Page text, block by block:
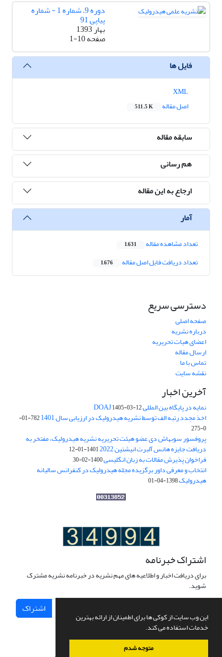
این وب سایت از کوکی ها برای اطمینان از ارائه بهترین
خدمات استفاده می کند.
متوجه شدم
دوره 9، شماره 1 - شماره
پیاپی 91
بهار 1393
صفحه1-10
فایل ها
اصل مقاله
511.5 K
سابقه مقاله
هم رسانی
ارجاع به این مقاله
آمار
تعداد مشاهده مقاله 1,631
تعداد دریافت فایل اصل مقاله 1,676
دسترسی سریع
صفحه اصلی
درباره نشریه
اعضای هیات تحریریه
ارسال مقاله
تماس با ما
نقشه سایت
آخرین اخبار
نمایه در پایگاه بین المللی DOAJ1405-03-12
اخذ مجدد رتبه الف توسط نشریه هیدرولیک در ارزیابی سال 1401
782-01-
0-275
پروفسور سوبهاش دی عضو هیئت تحریریه نشریه هیدرولیک، مفتخر به
دریافت جایزه هانس آلبرت انیشتین 2022 1401-01-12
فراخوان پذیرش مقالات به زبان انگلیسی1400-02-30
انتخاب و معرفی داور برگزیده مجله هیدرولیک در کنفرانس سالیانه
هیدرولیک1398-04-01
اشتراک خبرنامه
برای دریافت اخبار و اطلاعیه های مهم نشریه در خبرنامه نشریه مشترک
شوید.
اشتراک